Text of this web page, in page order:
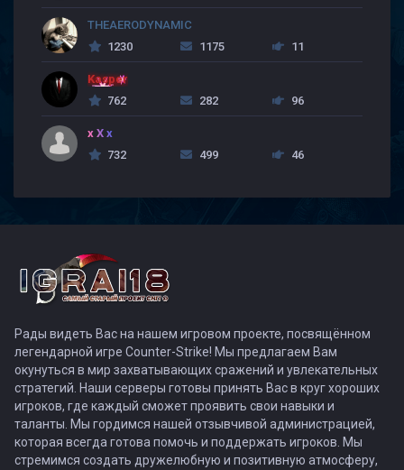
THEAERODYNAMIC
1230
1175 11
Kasper
762
282 96
x X x
732
499 46
Рады видеть Вас на нашем игровом проекте, посвящённом
легендарной игре Counter-Strike! Мы предлагаем Вам
окунуться в мир захватывающих сражений и увлекательных
стратегий. Наши серверы готовы принять Вас в круг хороших
игроков, где каждый сможет проявить свои навыки и
таланты. Мы гордимся нашей отзывчивой администрацией,
которая всегда готова помочь и поддержать игроков. Мы
стремимся создать дружелюбную и позитивную атмосферу,